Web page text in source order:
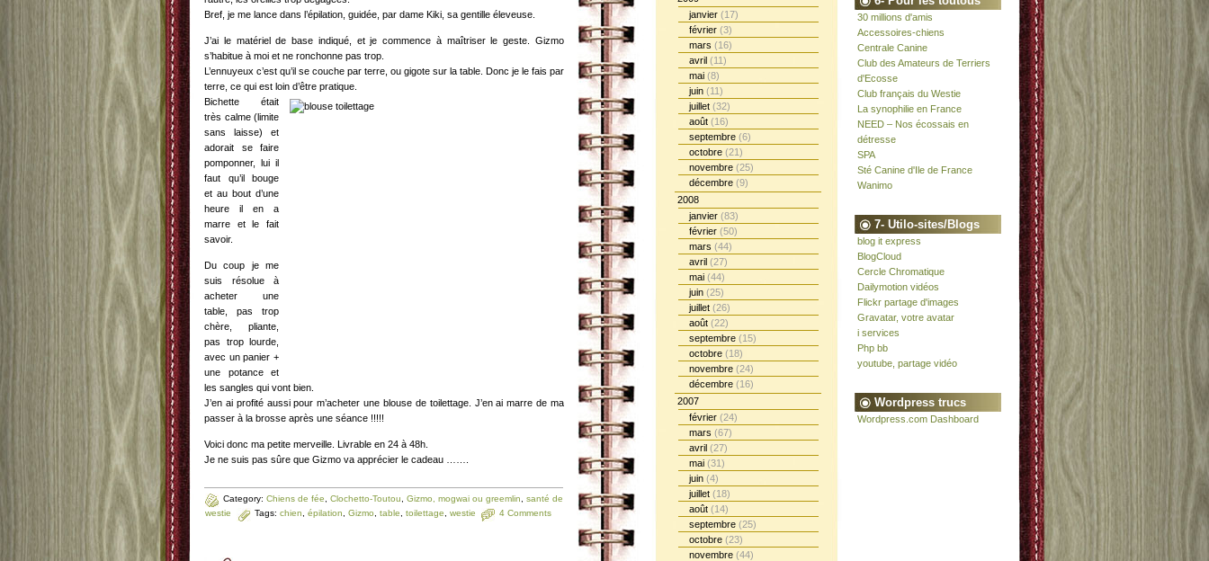
Bref, je me lance dans l’épilation, guidée, par dame Kiki, sa gentille éleveuse.
J’ai le matériel de base indiqué, et je commence à maîtriser le geste. Gizmo
s’habitue à moi et ne ronchonne pas trop.
L’ennuyeux c’est qu’il se couche par terre, ou gigote sur la table. Donc je le fais par
terre, ce qui est loin d’être pratique.
Bichette était
très calme (limite
sans laisse) et
adorait se faire
pomponner, lui il
faut qu’il bouge
et au bout d’une
heure il en a
marre et le fait
savoir.
Du coup je me
suis résolue à
acheter une
table, pas trop
chère, pliante,
pas trop lourde,
avec un panier +
une potance et
les sangles qui vont bien.
J’en ai profité aussi pour m’acheter une blouse de toilettage. J’en ai marre de ma
passer à la brosse après une séance !!!!!
Voici donc ma petite merveille. Livrable en 24 à 48h.
Je ne suis pas sûre que Gizmo va apprécier le cadeau …….
Category: Chiens de fée Clochetto-Toutou Gizmo, mogwai ou greemlin
santé de
westie
Tags: chien épilation Gizmo table toilettage westie 4 Comments
janvier (17)
février (3)
mars (16)
avril (11)
mai (8)
juin (11)
juillet (32)
août (16)
septembre (6)
octobre (21)
novembre (25)
décembre (9)
2008
janvier (83)
février (50)
mars (44)
avril (27)
mai (44)
juin (25)
juillet (26)
août (22)
septembre (15)
octobre (18)
novembre (24)
décembre (16)
2007
février (24)
mars (67)
avril (27)
mai (31)
juin (4)
juillet (18)
août (14)
septembre (25)
octobre (23)
novembre (44)
30 millions d'amis
Accessoires-chiens
Centrale Canine
Club des Amateurs de Terriers
d'Ecosse
Club français du Westie
La synophilie en France
NEED – Nos écossais en
détresse
SPA
Sté Canine d'Ile de France
Wanimo
7- Utilo-sites/Blogs
blog it express
BlogCloud
Cercle Chromatique
Dailymotion vidéos
Flickr partage d'images
Gravatar, votre avatar
i services
Php bb
youtube, partage vidéo
Wordpress trucs
Wordpress.com Dashboard